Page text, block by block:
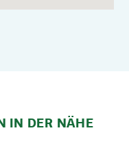
IN DER NÄHE